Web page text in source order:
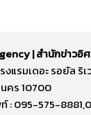
| สำนักข่าวอิ
งแรมเดอะ รอยัล
คร 10700
: 095-575-